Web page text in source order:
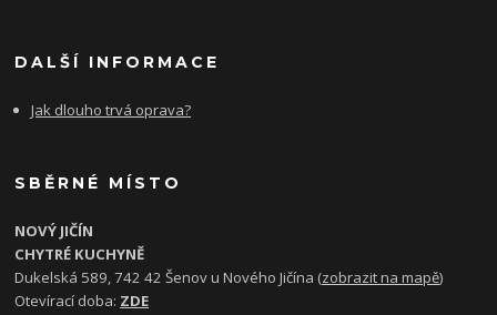
DALŠÍ INFORMACE
Jak dlouho trvá oprava?
SBĚRNÉ MÍSTO
NOVÝ JIČÍN
CHYTRÉ KUCHYNĚ
Dukelská 589, 742 42 Šenov u Nového Jičína (zobrazit na mapě)
Otevírací doba: ZDE